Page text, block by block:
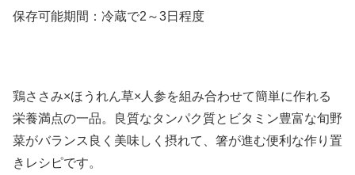
保存可能期間：冷蔵で2～3日程度
鶏ささみ×ほうれん草×人参を組み合わせて簡単に作れる
栄養満点の一品。良質なタンパク質とビタミン豊富な旬野
菜がバランス良く美味しく摂れて、箸が進む便利な作り置
きレシピです。